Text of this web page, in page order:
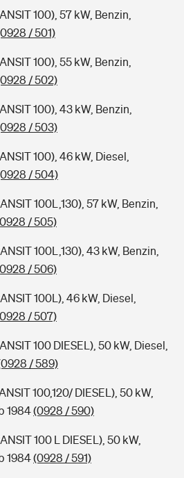
100), 57 kW, Benzin,
/ 501)
100), 55 kW, Benzin,
/ 502)
100), 43 kW, Benzin,
/ 503)
100), 46 kW, Diesel,
/ 504)
100L,130), 57 kW, Benzin,
/ 505)
100L,130), 43 kW, Benzin,
/ 506)
100L), 46 kW, Diesel,
/ 507)
100 DIESEL), 50 kW, Diesel,
/ 589)
100,120/ DIESEL), 50 kW,
1984(0928 / 590)
100 L DIESEL), 50 kW,
1984(0928 / 591)